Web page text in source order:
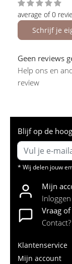
average of 0
Schrijf je
Geen reviews
Help ons en
review
Blijf op de
* Wij delen jouw
Mijn
Vraag
Klantenservice
Mijn account